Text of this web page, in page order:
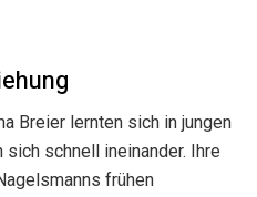
Breier lernten sich in jungen
schnell ineinander. Ihre
frühen